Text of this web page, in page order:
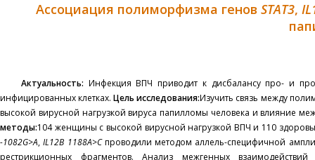
Ассоциация полиморфизма генов STAT3,
Актуальность: Инфекция ВПЧ приводит к дисбалансу про- и
инфицированных клетках.Цель исследования:Изучить связь между
высокой вирусной нагрузкой вируса папилломы человека и влияние
методы:104 женщины с высокой вирусной нагрузкой ВПЧ и 110
-1082G>A,IL12B 1188A>Cпроводили методом аллель-специфичной
рестрикционных фрагментов. Анализ межгенных